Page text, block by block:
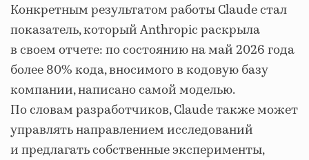
Конкретным результатом работы Claude стал
показатель, который Anthropic раскрыла
в своем отчете: по состоянию на май 2026 года
более 80% кода, вносимого в кодовую базу
компании, написано самой моделью.
По словам разработчиков, Claude также может
управлять направлением исследований
и предлагать собственные эксперименты,